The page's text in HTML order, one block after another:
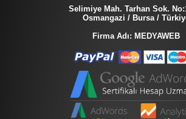
Selimiye Mah. Tarhan Sok.
Osmangazi / Bursa /
Firma Adı: MEDYAWEB